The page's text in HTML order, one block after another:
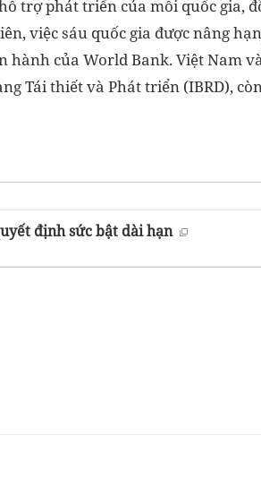
trợ phát triển của mỗi quốc gia,
việc sáu quốc gia được nâng
của World Bank. Việt Nam
Tái thiết và Phát triển (IBRD),
định sức bật dài hạn